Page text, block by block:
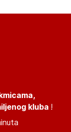
kluba !